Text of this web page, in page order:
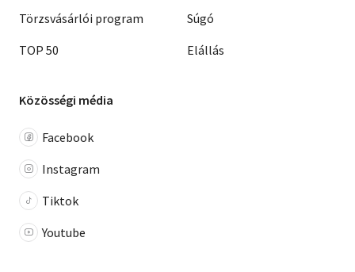
Törzsvásárlói program
TOP 50
Súgó
Elállás
Közösségi média
Facebook
Instagram
Tiktok
Youtube